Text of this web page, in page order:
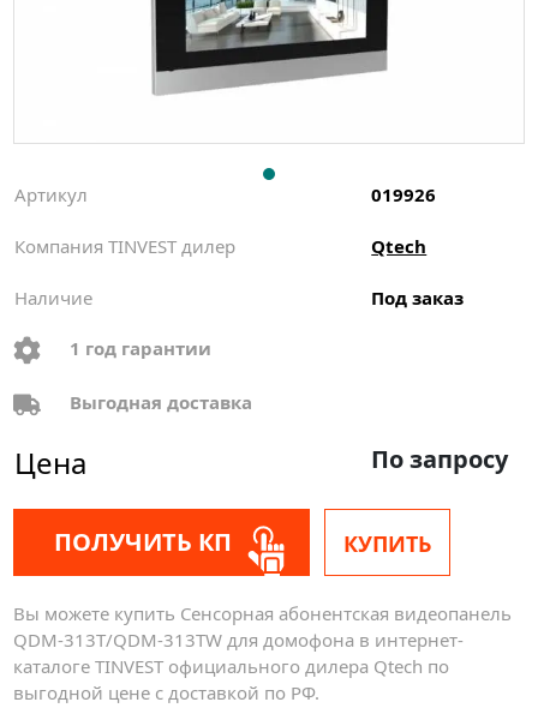
Артикул 019926
Компания TINVEST дилер Qtech
Наличие Под заказ
1 год гарантии
Выгодная доставка
Цена По запросу
ПОЛУЧИТЬ КП КУПИТЬ
Вы можете купить Сенсорная абонентская видеопанель
QDM-313T/QDM-313TW для домофона в интернет-
каталоге TINVEST официального дилера Qtech по
выгодной цене с доставкой по РФ.